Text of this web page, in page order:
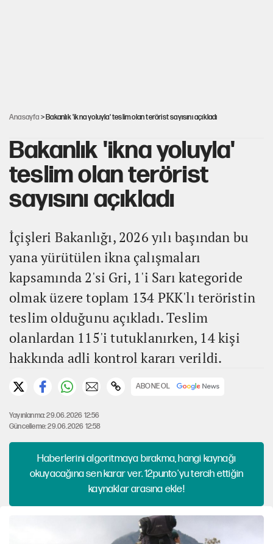
Anasayfa > Bakanlık 'ikna yoluyla' teslim olan terörist sayısını açıkladı
Bakanlık 'ikna yoluyla'
teslim olan terörist
sayısını açıkladı
İçişleri Bakanlığı, 2026 yılı başından bu
yana yürütülen ikna çalışmaları
kapsamında 2'si Gri, 1'i Sarı kategoride
olmak üzere toplam 134 PKK'lı teröristin
teslim olduğunu açıkladı. Teslim
olanlardan 115'i tutuklanırken, 14 kişi
hakkında adli kontrol kararı verildi.
ABONE OL
Yayınlanma: 29.06.2026 12:56
Güncelleme: 29.06.2026 12:58
Haberlerini algoritmaya bırakma, hangi kaynağı
okuyacağına sen karar ver. 12punto'yu tercih ettiğin
kaynaklar arasına ekle!